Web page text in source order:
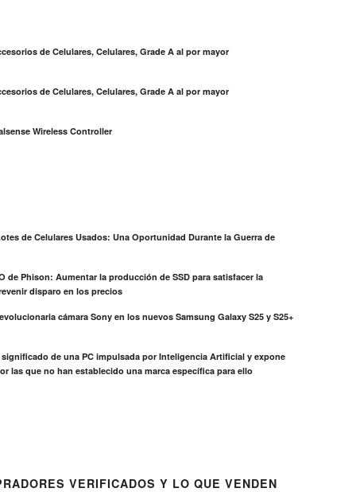
de Celulares, Celulares, Grade A al por mayor
de Celulares, Celulares, Grade A al por mayor
Wireless Controller
de Celulares Usados: Una Oportunidad Durante la Guerra de
de Phison: Aumentar la producción de SSD para satisfacer la
disparo en los precios
cámara Sony en los nuevos Samsung Galaxy S25 y S25+
significado de una PC impulsada por Inteligencia Artificial y expone
las que no han establecido una marca específica para ello
VERIFICADOS Y LO QUE VENDEN